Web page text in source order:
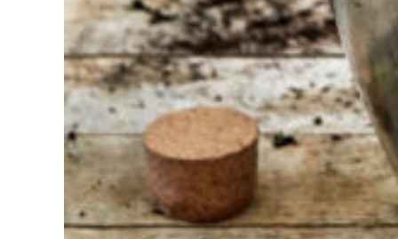
Schroom je
niet om even
te bellen of een
Dan zullen wij